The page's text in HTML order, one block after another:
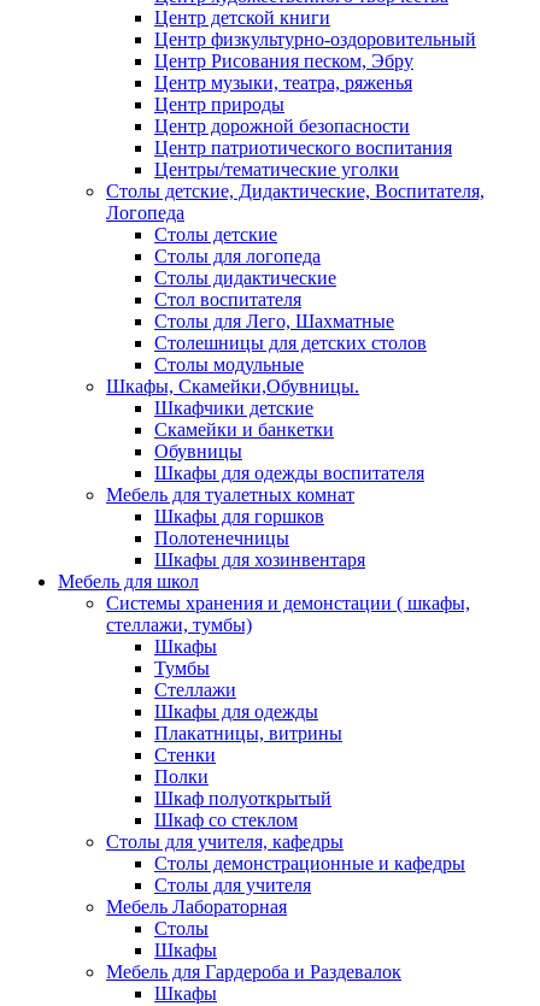
Центр детской книги
Центр физкультурно-оздоровительный
Центр Рисования песком, Эбру
Центр музыки, театра, ряженья
Центр природы
Центр дорожной безопасности
Центр патриотического воспитания
Центры/тематические уголки
Столы детские, Дидактические, Воспитателя,
Логопеда
Столы детские
Столы для логопеда
Столы дидактические
Стол воспитателя
Столы для Лего, Шахматные
Столешницы для детских столов
Столы модульные
Шкафы, Скамейки,Обувницы.
Шкафчики детские
Скамейки и банкетки
Обувницы
Шкафы для одежды воспитателя
Мебель для туалетных комнат
Шкафы для горшков
Полотенечницы
Шкафы для хозинвентаря
Мебель для школ
Системы хранения и демонстации ( шкафы,
стеллажи, тумбы)
Шкафы
Тумбы
Стеллажи
Шкафы для одежды
Плакатницы, витрины
Стенки
Полки
Шкаф полуоткрытый
Шкаф со стеклом
Столы для учителя, кафедры
Столы демонстрационные и кафедры
Столы для учителя
Мебель Лабораторная
Столы
Шкафы
Мебель для Гардероба и Раздевалок
Шкафы